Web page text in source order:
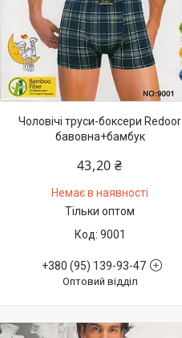
Чоловічі труси-боксери Redoor
бавовна+бамбук
43,20 ₴
Немає в наявності
Тільки оптом
9001
+380 (95) 139-93-47
Оптовий відділ